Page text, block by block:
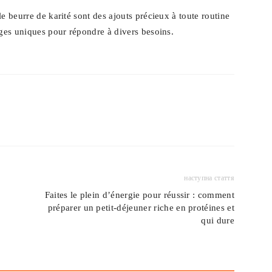
beurre de karité sont des ajouts précieux à toute routine
uniques pour répondre à divers besoins.
наступна стаття
Faites le plein d’énergie pour réussir : comment
préparer un petit-déjeuner riche en protéines et
qui dure